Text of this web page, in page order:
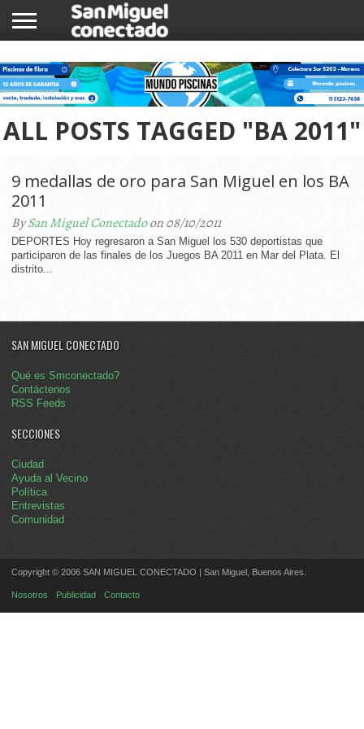
NOTICIAS
COMUNIDAD
COMERCIOS
ALL POSTS TAGGED "BA 2011"
9 medallas de oro para San Miguel en los BA
2011
BySan Miguel Conectadoon 08/10/2011
DEPORTES Hoy regresaron a San Miguel los 530 deportistas que
participaron de las finales de los Juegos BA 2011 en Mar del Plata. El
distrito...
SAN MIGUEL CONECTADO
Qué es Smconectado?
Contáctenos
RSS Feeds
SECCIONES
Ciudad
Ayuda al Vecino
Política
Entrevistas
Comunidad
Copyright © 2006 SAN MIGUEL CONECTADO | San Miguel, Buenos Aires.
Nosotros Publicidad Contacto